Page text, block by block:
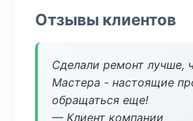
Отзывы клиентов
Сделали ремонт лучше,
Мастера - настоящие
обращаться еще!
— Клиент компании